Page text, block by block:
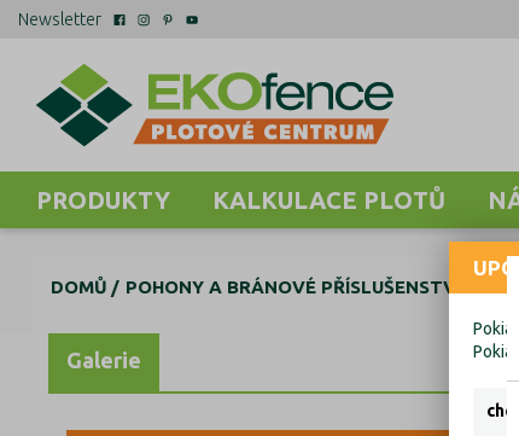
Newsletter
PRODUKTY KALKULACE PLOTŮ
DOMŮ POHONY A BRÁNOVÉ PŘÍSLUŠENSTVÍ
Galerie